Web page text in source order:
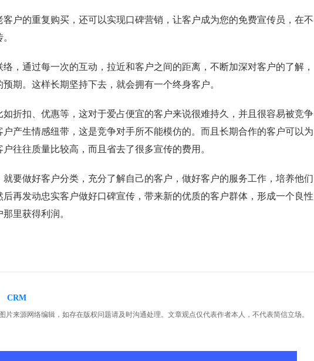
户的重复购买，还可以实现口碑营销，让客户成为您的免费宣传员，在不
，通过每一次的互动，拉近和客户之间的距离，不断加深对客户的了解，
期。这样长期坚持下去，就会拥有一个终身客户。
折扣、优惠等，这对于爱占便宜的客户来说很难持久，并且很容易被竞争
产生情感纽带，这是竞争对手所不能模仿的。而且长期合作的客户可以为
往往质量比较高，而且省去了很多宣传的费用。
要做好客户分类，充分了解自己的客户，做好客户的服务工作，培养他们
再发动忠实客户做好口碑宣传，带来新的优质的客户群体，形成一个良性
里获得利润。
CRM
来源网络编辑，如存在版权问题请及时沟通处理。文章观点仅代表作者本人，不代表简信立场。